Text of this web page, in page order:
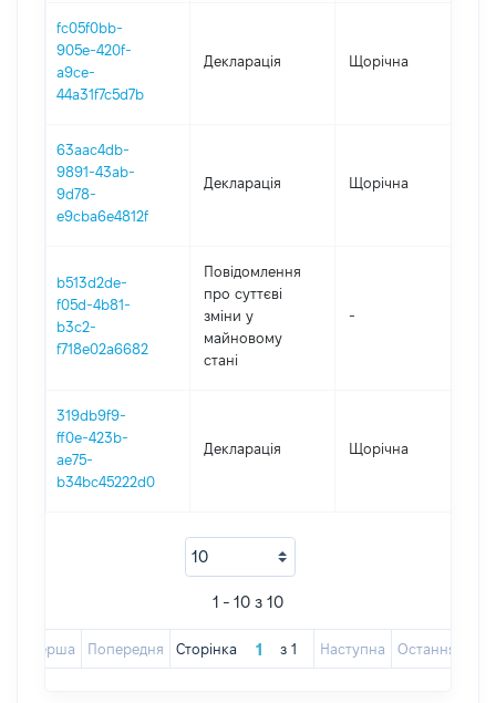
fc05f0bb-
905e-420f-
a9ce-
44a31f7c5d7b
Декларація Щорічна
63aac4db-
9891-43ab-
9d78-
e9cba6e4812f
Декларація Щорічна
b513d2de-
f05d-4b81-
b3c2-
f718e02a6682
Повідомлення
про суттєві
зміни y
майновому
стані
-
319db9f9-
ff0e-423b-
ae75-
b34bc45222d0
Декларація Щорічна
1 - 10 з 10
Перша Попередня Сторінка з 1 Наступна Остання